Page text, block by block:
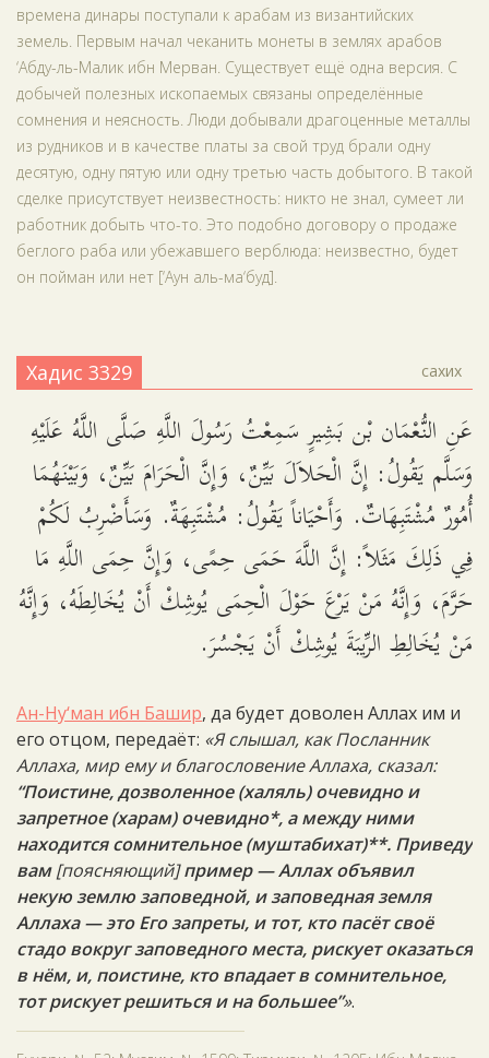
времена динары поступали к арабам из византийских
земель. Первым начал чеканить монеты в землях арабов
‘Абду-ль-Малик ибн Мерван. Существует ещё одна версия. С
добычей полезных ископаемых связаны определённые
сомнения и неясность. Люди добывали драгоценные металлы
из рудников и в качестве платы за свой труд брали одну
десятую, одну пятую или одну третью часть добытого. В такой
сделке присутствует неизвестность: никто не знал, сумеет ли
работник добыть что-то. Это подобно договору о продаже
беглого раба или убежавшего верблюда: неизвестно, будет
он пойман или нет [‘Аун аль-ма‘буд].
Хадис 3329 сахих
عَنِ النُّعْمَان بْن بَشِيرٍ سَمِعْتُ رَسُولَ اللَّهِ صَلَّى اللَّهُ عَلَيْهِ
وَسَلَّم يَقُولُ: إِنَّ الْحَلاَلَ بَيِّنٌ، وَإِنَّ الْحَرَامَ بَيِّنٌ، وَبَيْنَهُمَا
أُمُورٌ مُشْتَبِهَاتٌ. وَأَحْيَاناً يَقُولُ: مُشْتَبِهَةٌ. وَسَأَضْرِبُ لَكُمْ
فِي ذَلِكَ مَثَلاً: إِنَّ اللَّهَ حَمَى حِمًى، وَإِنَّ حِمَى اللَّهِ مَا
حَرَّمَ، وَإِنَّهُ مَنْ يَرْعَ حَوْلَ الْحِمَى يُوشِكْ أَنْ يُخَالِطَهُ، وَإِنَّهُ
مَنْ يُخَالِطِ الرِّيبَةَ يُوشِكْ أَنْ يَجْسُرَ.
Ан-Ну‘ман ибн Башир, да будет доволен Аллах им и
его отцом, передаёт: «Я слышал, как Посланник
Аллаха, мир ему и благословение Аллаха, сказал:
“Поистине, дозволенное (халяль) очевидно и
запретное (харам) очевидно*, а между ними
находится сомнительное (муштабихат)**. Приведу
вам[поясняющий]пример — Аллах объявил
некую землю заповедной, и заповедная земля
Аллаха — это Его запреты, и тот, кто пасёт своё
стадо вокруг заповедного места, рискует оказаться
в нём, и, поистине, кто впадает в сомнительное,
тот рискует решиться и на большее”».